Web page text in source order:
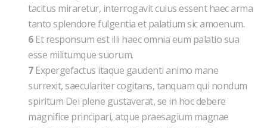
tacitus miraretur, interrogavit cuius essent haec arma
tanto splendore fulgentia et palatium sic amoenum.
6Et responsum est illi haec omnia eum palatio sua
esse militumque suorum.
7Expergefactus itaque gaudenti animo mane
surrexit, saeculariter cogitans, tanquam qui nondum
spiritum Dei plene gustaverat, se in hoc debere
magnifice principari, atque praesagium magnae